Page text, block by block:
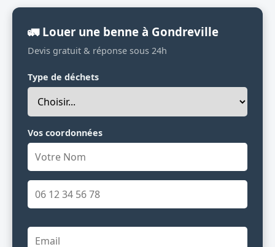
🚛 Louer une benne à Gondreville
Devis gratuit & réponse sous 24h
Type de déchets
Vos coordonnées